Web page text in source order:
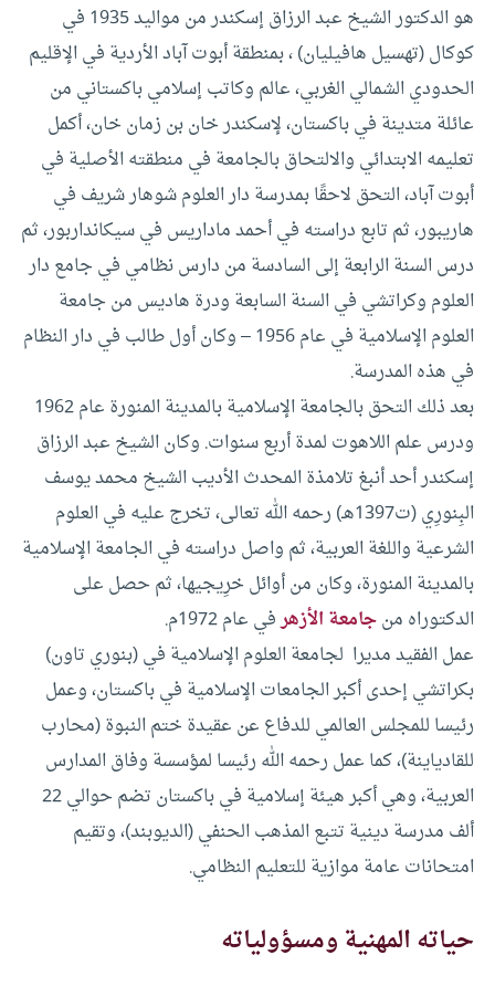
هو الدكتور الشيخ عبد الرزاق إسكندر من مواليد 1935 في
كوكال (تهسيل هافيليان) ، بمنطقة أبوت آباد الأردية في الإقليم
الحدودي الشمالي الغربي، عالم وكاتب إسلامي باكستاني من
عائلة متدينة في باكستان، لإسكندر خان بن زمان خان، أكمل
تعليمه الابتدائي والالتحاق بالجامعة في منطقته الأصلية في
أبوت آباد، التحق لاحقًا بمدرسة دار العلوم شوهار شريف في
هاريبور، ثم تابع دراسته في أحمد ماداريس في سيكانداربور، ثم
درس السنة الرابعة إلى السادسة من دارس نظامي في جامع دار
العلوم وكراتشي في السنة السابعة ودرة هاديس من جامعة
العلوم الإسلامية في عام 1956 – وكان أول طالب في دار النظام
في هذه المدرسة.
بعد ذلك التحق بالجامعة الإسلامية بالمدينة المنورة عام 1962
ودرس علم اللاهوت لمدة أربع سنوات. وكان الشيخ عبد الرزاق
إسكندر أحد أنبغ تلامذة المحدث الأديب الشيخ محمد يوسف
البِنورِي (ت1397هـ) رحمه الله تعالى، تخرج عليه في العلوم
الشرعية واللغة العربية، ثم واصل دراسته في الجامعة الإسلامية
بالمدينة المنورة، وكان من أوائل خرِيجيها، ثم حصل على
الدكتوراه منجامعة الأزهرفي عام 1972م.
عمل الفقيد مديرا لجامعة العلوم الإسلامية في (بنوري تاون)
بكراتشي إحدى أكبر الجامعات الإسلامية في باكستان، وعمل
رئيسا للمجلس العالمي للدفاع عن عقيدة ختم النبوة (محارب
للقادياينة)، كما عمل رحمه الله رئيسا لمؤسسة وفاق المدارس
العربية، وهي أكبر هيئة إسلامية في باكستان تضم حوالي 22
ألف مدرسة دينية تتبع المذهب الحنفي (الديوبند)، وتقيم
امتحانات عامة موازية للتعليم النظامي.
حياته المهنية ومسؤولياته